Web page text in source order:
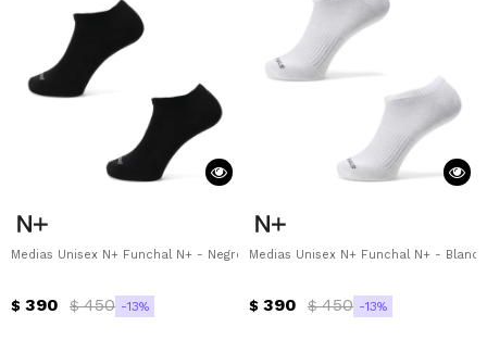
Medias Unisex N+ Funchal N+ - Negro
$ 390 $ 450 13
Medias Unisex N+ Funchal N+ - Blanco
$ 390 $ 450 13